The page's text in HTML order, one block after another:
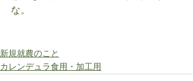
な。
新規就農のこと
カレンデュラ食用・加工用